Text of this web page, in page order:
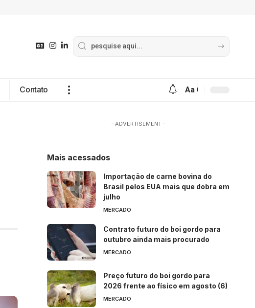
Contato Aa
- ADVERTISEMENT -
Mais acessados
Importação de carne bovina do
Brasil pelos EUA mais que dobra em
julho
MERCADO
Contrato futuro do boi gordo para
outubro ainda mais procurado
MERCADO
Preço futuro do boi gordo para
2026 frente ao físico em agosto (6)
MERCADO